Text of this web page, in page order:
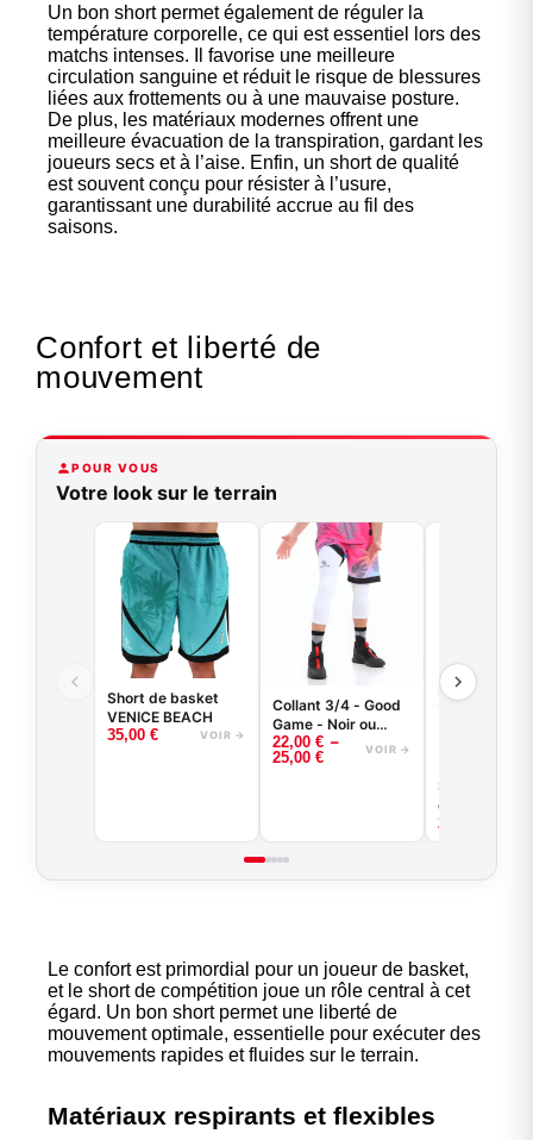
Un bon short permet également de réguler la
température corporelle, ce qui est essentiel lors des
matchs intenses. Il favorise une meilleure
circulation sanguine et réduit le risque de blessures
liées aux frottements ou à une mauvaise posture.
De plus, les matériaux modernes offrent une
meilleure évacuation de la transpiration, gardant les
joueurs secs et à l’aise. Enfin, un short de qualité
est souvent conçu pour résister à l’usure,
garantissant une durabilité accrue au fil des
saisons.
Confort et liberté de
mouvement
POUR VOUS
Votre look sur le terrain
Short de basket
VENICE BEACH
35,00 € VOIR →
Collant 3/4 - Good
Game - Noir ou
Blanc -
BASKETBALL
22,00 € –
25,00 € VOIR →
Sous-short
compression
25,00
Le confort est primordial pour un joueur de basket,
et le short de compétition joue un rôle central à cet
égard. Un bon short permet une liberté de
mouvement optimale, essentielle pour exécuter des
mouvements rapides et fluides sur le terrain.
Matériaux respirants et flexibles